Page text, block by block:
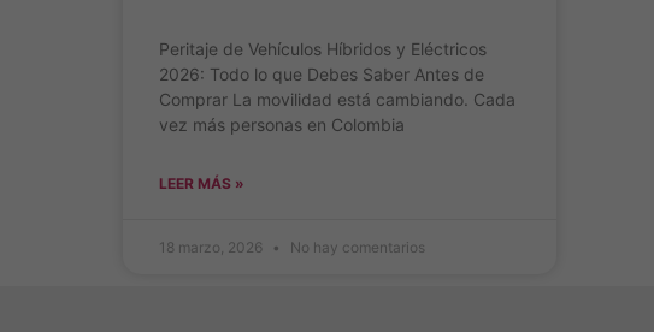
Peritaje de Vehículos Híbridos y Eléctricos
2026: Todo lo que Debes Saber Antes de
Comprar La movilidad está cambiando. Cada
vez más personas en Colombia
LEER MÁS »
18 marzo, 2026 No hay comentarios